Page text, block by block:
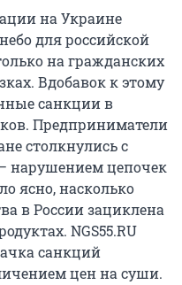
на Украине
для российской
на гражданских
Вдобавок к этому
санкции в
Предприниматели
столкнулись с
нарушением цепочек
ясно, насколько
в России зациклена
NGS55.RU
санкций
цен на суши.